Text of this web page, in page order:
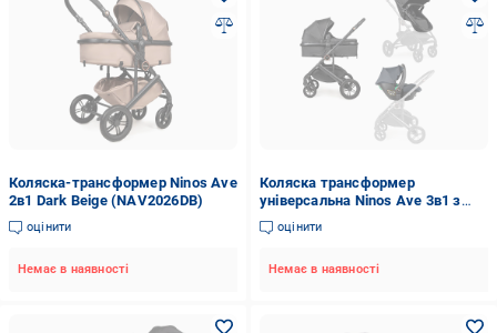
Коляска-трансформер Ninos Ave
2в1 Dark Beige (NAV2026DB)
оцінити
Немає в наявності
Коляска трансформер
універсальна Ninos Ave 3в1 з
автокріслом 0+ Black
(NAV3V12026BL)
оцінити
Немає в наявності